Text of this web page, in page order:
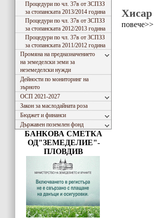
Процедури по чл. 37в от ЗСПЗЗ
за стопанската 2013/2014 година
Процедури по чл. 37в от ЗСПЗЗ
за стопанската 2012/2013 година
Процедури по чл. 37в от ЗСПЗЗ
за стопанската 2011/2012 година
Промяна на предназначението
на земеделски земи за
неземеделски нужди
Дейности по мониторинг на
зърното
ОСП 2021-2027
Закон за маслодайната роза
Бюджет и финанси
Държавен поземлен фонд
БАНКОВА СМЕТКА
ОД"ЗЕМЕДЕЛИЕ"-
ПЛОВДИВ
Хисар
повече>>